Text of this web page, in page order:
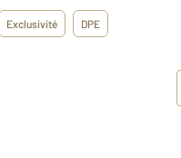
Exclusivité DPE